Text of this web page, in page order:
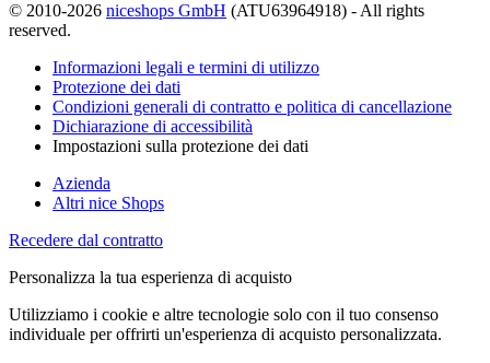
© 2010-2026 niceshops GmbH (ATU63964918) - All rights
reserved.
Informazioni legali e termini di utilizzo
Protezione dei dati
Condizioni generali di contratto e politica di cancellazione
Dichiarazione di accessibilità
Impostazioni sulla protezione dei dati
Azienda
Altri nice Shops
Recedere dal contratto
Personalizza la tua esperienza di acquisto
Utilizziamo i cookie e altre tecnologie solo con il tuo consenso
individuale per offrirti un'esperienza di acquisto personalizzata.